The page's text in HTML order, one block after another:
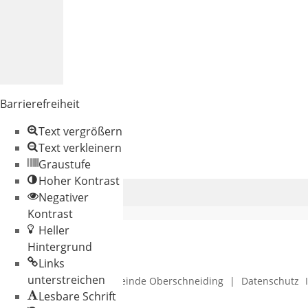
© 2026 Gemeinde Oberschneiding | Datenschutz
Barrierefreiheit
Text vergrößern
Text verkleinern
Graustufe
Hoher Kontrast
Negativer
Kontrast
Heller
Hintergrund
Links
unterstreichen
Lesbare Schrift